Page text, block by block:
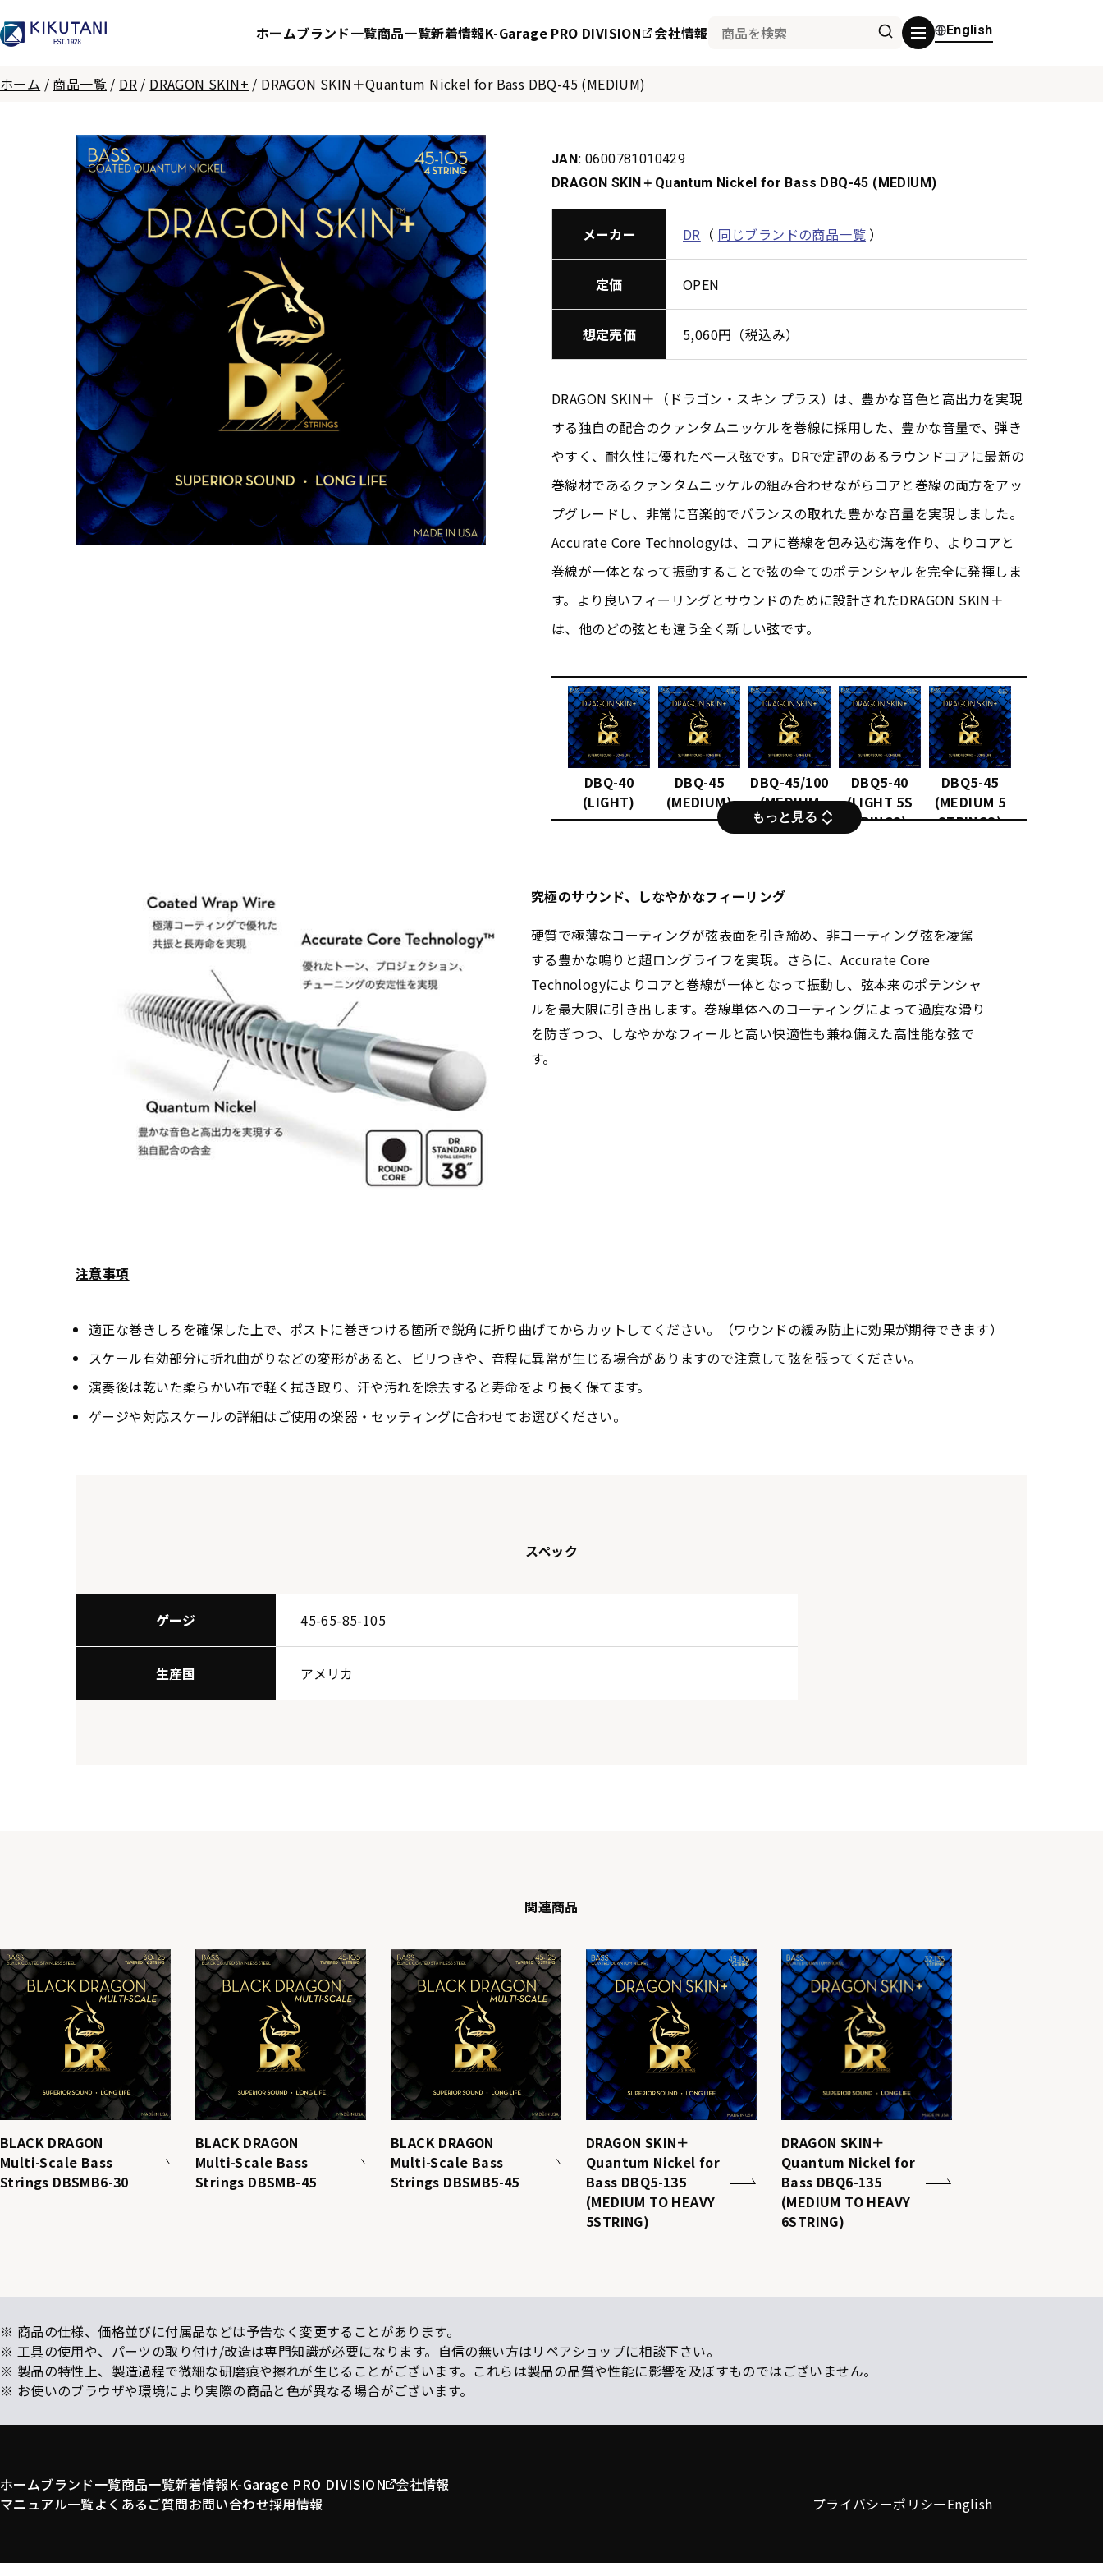
ホームブランド一覧商品一覧新着情報K-Garage PRO DIVISION 会社情報 English
ホーム / 商品一覧 / DR / DRAGON SKIN+ / DRAGON SKIN＋Quantum Nickel for Bass DBQ-45 (MEDIUM)
JAN: 0600781010429
DRAGON SKIN＋Quantum Nickel for Bass DBQ-45 (MEDIUM)
メーカー DR （ 同じブランドの商品一覧 ）
定価 OPEN
想定売価 5,060円（税込み）
DRAGON SKIN＋（ドラゴン・スキン プラス）は、豊かな音色と高出力を実現
する独自の配合のクァンタムニッケルを巻線に採用した、豊かな音量で、弾き
やすく、耐久性に優れたベース弦です。DRで定評のあるラウンドコアに最新の
巻線材であるクァンタムニッケルの組み合わせながらコアと巻線の両方をアッ
プグレードし、非常に音楽的でバランスの取れた豊かな音量を実現しました。
Accurate Core Technologyは、コアに巻線を包み込む溝を作り、よりコアと
巻線が一体となって振動することで弦の全てのポテンシャルを完全に発揮しま
す。より良いフィーリングとサウンドのために設計されたDRAGON SKIN＋
は、他のどの弦とも違う全く新しい弦です。
もっと見る
DBQ-40
(LIGHT)
DBQ-45
(MEDIUM)
DBQ-45/100
(MEDIUM
LIGHT)
DBQ5-40
(LIGHT 5S
TRINGS)
DBQ5-45
(MEDIUM 5
STRINGS)
究極のサウンド、しなやかなフィーリング
硬質で極薄なコーティングが弦表面を引き締め、非コーティング弦を凌駕
する豊かな鳴りと超ロングライフを実現。さらに、Accurate Core
Technologyによりコアと巻線が一体となって振動し、弦本来のポテンシャ
ルを最大限に引き出します。巻線単体へのコーティングによって過度な滑り
を防ぎつつ、しなやかなフィールと高い快適性も兼ね備えた高性能な弦で
す。
注意事項
適正な巻きしろを確保した上で、ポストに巻きつける箇所で鋭角に折り曲げてからカットしてください。（ワウンドの緩み防止に効果が期待できます）
スケール有効部分に折れ曲がりなどの変形があると、ビリつきや、音程に異常が生じる場合がありますので注意して弦を張ってください。
演奏後は乾いた柔らかい布で軽く拭き取り、汗や汚れを除去すると寿命をより長く保てます。
ゲージや対応スケールの詳細はご使用の楽器・セッティングに合わせてお選びください。
スペック
ゲージ 45-65-85-105
生産国 アメリカ
関連商品
BLACK DRAGON
Multi-Scale Bass
Strings DBSMB6-30
BLACK DRAGON
Multi-Scale Bass
Strings DBSMB-45
BLACK DRAGON
Multi-Scale Bass
Strings DBSMB5-45
DRAGON SKIN＋
Quantum Nickel for
Bass DBQ5-135
(MEDIUM TO HEAVY
5STRING)
DRAGON SKIN＋
Quantum Nickel for
Bass DBQ6-135
(MEDIUM TO HEAVY
6STRING)
※ 商品の仕様、価格並びに付属品などは予告なく変更することがあります。
※ 工具の使用や、パーツの取り付け/改造は専門知識が必要になります。自信の無い方はリペアショップに相談下さい。
※ 製品の特性上、製造過程で微細な研磨痕や擦れが生じることがございます。これらは製品の品質や性能に影響を及ぼすものではございません。
※ お使いのブラウザや環境により実際の商品と色が異なる場合がございます。
ホームブランド一覧商品一覧新着情報K-Garage PRO DIVISION 会社情報
マニュアル一覧よくあるご質問お問い合わせ採用情報 プライバシーポリシーEnglish